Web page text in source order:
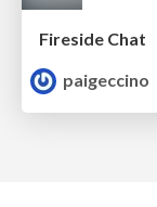
Fireside Chat
paigeccino